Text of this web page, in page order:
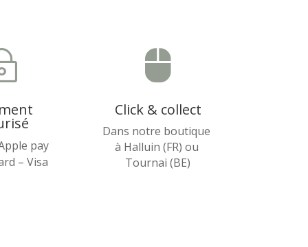
pay
– Visa

Click & collect
Dans notre boutique
à Halluin (FR) ou
Tournai (BE)